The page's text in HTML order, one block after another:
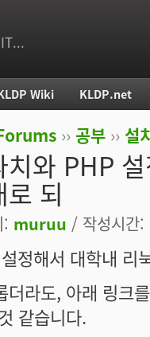
›› 공부 ›› 설
치와 PHP
로 되
: muruu / 작성시간
정해서 대학내 리
더라도, 아래 링크
같습니다.
Wiki KLDP.net